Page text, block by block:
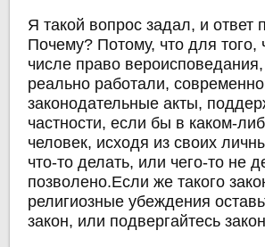
Я такой вопрос задал, и
Почему? Потому, что для
числе право
реально работали,
законодательные акты,
частности, если бы в каком-
человек, исходя из своих
что-то делать, или чего-то не
позволено.Если же такого
религиозные убеждения
закон, или подвергайтесь